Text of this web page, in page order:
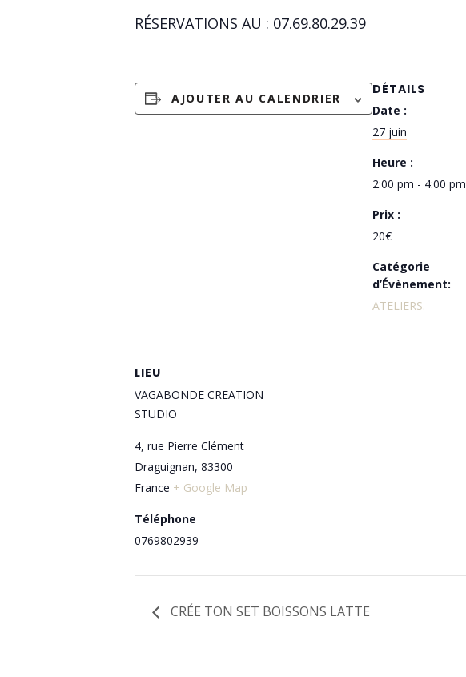
RÉSERVATIONS AU : 07.69.80.29.39
AJOUTER AU CALENDRIER
DÉTAILS
Date :
27 juin
Heure :
2:00 pm - 4:00 pm
Prix :
20€
Catégorie
d’Évènement:
ATELIERS.
LIEU
VAGABONDE CREATION
STUDIO
4, rue Pierre Clément
Draguignan, 83300
France + Google Map
Téléphone
0769802939
CRÉE TON SET BOISSONS LATTE